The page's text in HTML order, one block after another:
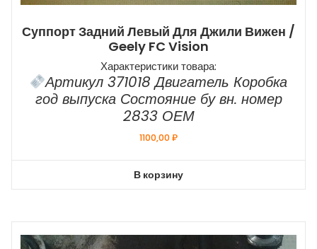
Суппорт Задний Левый Для Джили Вижен /
Geely FC Vision
Характеристики товара:
Артикул 371018 Двигатель Коробка
год выпуска Состояние бу вн. номер
2833 ОЕМ
1100,00₽
В корзину